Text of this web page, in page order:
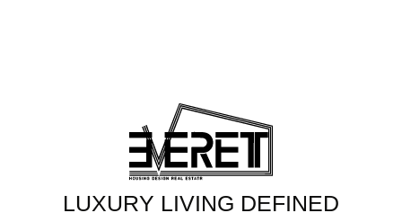
LUXURY LIVING DEFINED